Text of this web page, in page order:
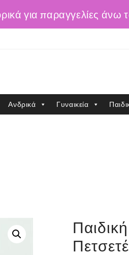
για παραγγελίες άνω
Ανδρικά Γυναικεία
Πετσετέ